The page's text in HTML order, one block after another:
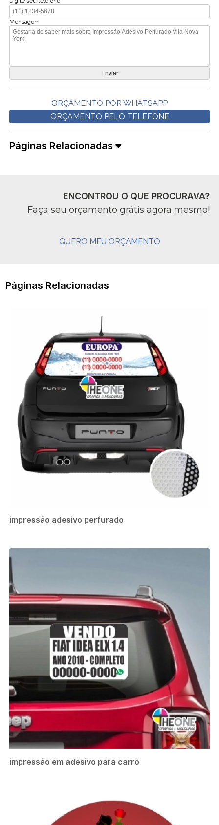
Mensagem
ORÇAMENTO POR WHATSAPP
ORÇAMENTO PELO TELEFONE
Páginas Relacionadas
ENCONTROU O QUE PROCURAVA?
Faça seu orçamento grátis agora mesmo!
QUERO MEU ORÇAMENTO
Páginas Relacionadas
impressão adesivo perfurado
impressão em adesivo para carro